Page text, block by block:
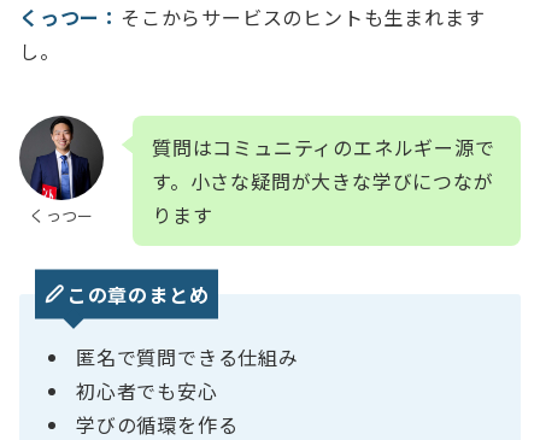
くっつー： そこからサービスのヒントも生まれます
し。
くっつー
質問はコミュニティのエネルギー源で
す。小さな疑問が大きな学びにつなが
ります
この章のまとめ
匿名で質問できる仕組み
初心者でも安心
学びの循環を作る